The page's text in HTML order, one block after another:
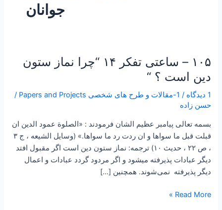
جوانان
۱۰۵ – ساعتی تفکر ۱۴ “چرا نماز ستون
دین است ؟ “
1 دیدگاه / 1-مقالات و طرح های شخصی Papers and Projects
/
حسن زاده
بسمه تعالی پیامبر عظیم الشان فرمودند : «الصلوة عمود الدين ان
قبلت قبل ما سواها و ان ردت رد ما سواها.» (‌وسايل الشيعه ، ج ۳
، ص ۲۲ ، حديث ۱۰) ترجمه: نماز ستون دين است اگر مقبول افتد
ديگر عبادات پذيرفته ميشود و اگر مردود گردد عبادات و اعمال
ديگر پذيرفته نمی‌شوند. همچنین […]
۱۰۵
ساعتی
تفکر
۱۴
نماز
دین
است
Read More »